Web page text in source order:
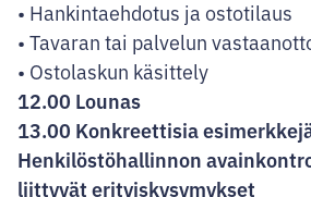
• Hankintaehdotus ja ostotilaus
• Tavaran tai palvelun
• Ostolaskun käsittely
12.00 Lounas
13.00 Konkreettisia
Henkilöstöhallinnon
liittyvät erityiskysymykset